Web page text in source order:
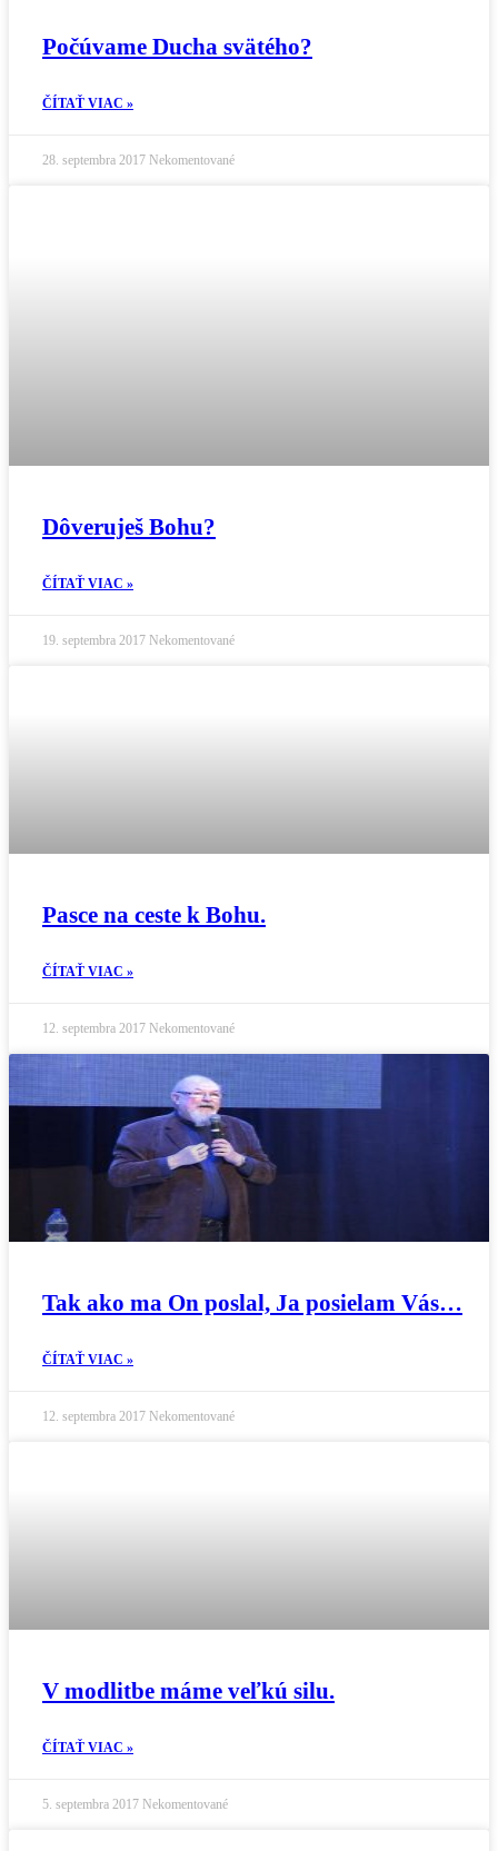
Počúvame Ducha svätého?
ČÍTAŤ VIAC »
28. septembra 2017 Nekomentované
Dôveruješ Bohu?
ČÍTAŤ VIAC »
19. septembra 2017 Nekomentované
Pasce na ceste k Bohu.
ČÍTAŤ VIAC »
12. septembra 2017 Nekomentované
Tak ako ma On poslal, Ja posielam Vás…
ČÍTAŤ VIAC »
12. septembra 2017 Nekomentované
V modlitbe máme veľkú silu.
ČÍTAŤ VIAC »
5. septembra 2017 Nekomentované